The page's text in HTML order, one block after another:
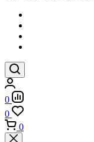
0
0
0